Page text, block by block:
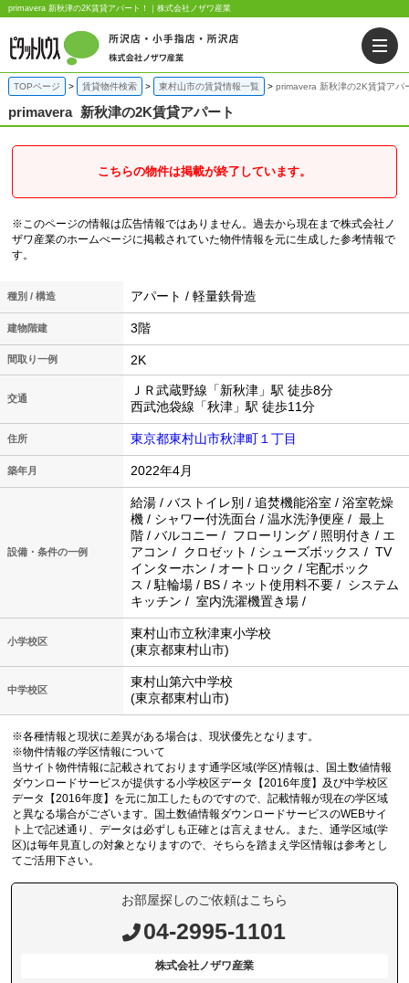
primavera 新秋津の2K賃貸アパート！｜株式会社ノザワ産業
TOPページ 賃貸物件検索 東村山市の賃貸情報一覧 primavera 新秋津の2K賃貸アパ
primavera 新秋津の2K賃貸アパート
こちらの物件は掲載が終了しています。
※このページの情報は広告情報ではありません。過去から現在まで株式会社ノ
ザワ産業のホームぺージに掲載されていた物件情報を元に生成した参考情報で
す。
種別 / 構造 アパート / 軽量鉄骨造
建物階建 3階
間取り一例 2K
交通
ＪＲ武蔵野線「新秋津」駅 徒歩8分
西武池袋線「秋津」駅 徒歩11分
住所 東京都東村山市秋津町１丁目
築年月 2022年4月
設備・条件の一例
給湯 / バストイレ別 / 追焚機能浴室 / 浴室乾燥
機 / シャワー付洗面台 / 温水洗浄便座 / 最上
階 / バルコニー / フローリング / 照明付き / エ
アコン / クロゼット / シューズボックス / TV
インターホン / オートロック / 宅配ボック
ス / 駐輪場 / BS / ネット使用料不要 / システム
キッチン / 室内洗濯機置き場 /
小学校区
東村山市立秋津東小学校
(東京都東村山市)
中学校区
東村山第六中学校
(東京都東村山市)
※各種情報と現状に差異がある場合は、現状優先となります。
※物件情報の学区情報について
当サイト物件情報に記載されております通学区域(学区)情報は、国土数値情報
ダウンロードサービスが提供する小学校区データ【2016年度】及び中学校区
データ【2016年度】を元に加工したものですので、記載情報が現在の学区域
と異なる場合がございます。国土数値情報ダウンロードサービスのWEBサイ
ト上で記述通り、データは必ずしも正確とは言えません。また、通学区域(学
区)は毎年見直しの対象となりますので、そちらを踏まえ学区情報は参考とし
てご活用下さい。
お部屋探しのご依頼はこちら
04-2995-1101
株式会社ノザワ産業